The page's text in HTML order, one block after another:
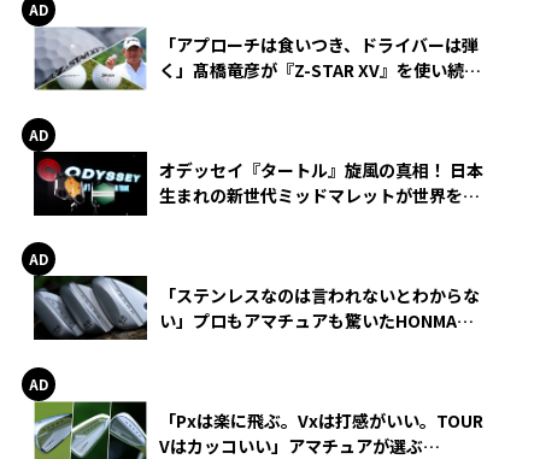
「アプローチは食いつき、ドライバーは弾
く」髙橋竜彦が『Z-STAR XV』を使い続け
オデッセイ『タートル』旋風の真相！ 日本
生まれの新世代ミッドマレットが世界を席
「ステンレスなのは言われないとわからな
い」プロもアマチュアも驚いたHONMA
「Pxは楽に飛ぶ。Vxは打感がいい。TOUR
Vはカッコいい」アマチュアが選ぶ